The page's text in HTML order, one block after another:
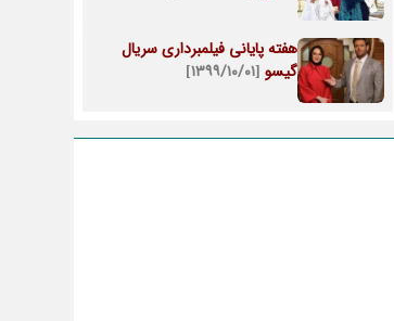
هفته پایانی فیلمبرداری سریال
گیسو [۱۳۹۹/۱۰/۰۱]